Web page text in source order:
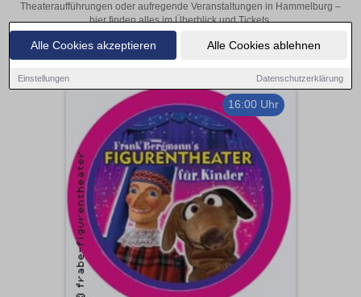
Alle Cookies akzeptieren Alle Cookies ablehnen
Einstellungen Datenschutzerklärung
Theateraufführungen oder aufregende Veranstaltungen in Hammelburg –
hier finden alles im Überblick und Tickets.
16:00 Uhr